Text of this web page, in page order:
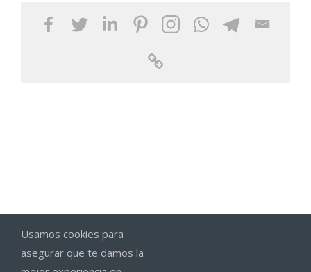
Usamos cookies para
asegurar que te damos la